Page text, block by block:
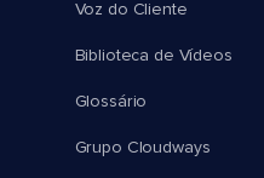
Voz do Cliente
Biblioteca de Vídeos
Glossário
Grupo Cloudways